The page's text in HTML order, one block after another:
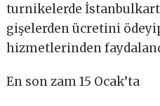
turnikelerde
gişelerden ücretini
hizmetlerinden
En son zam 15 Ocak’ta